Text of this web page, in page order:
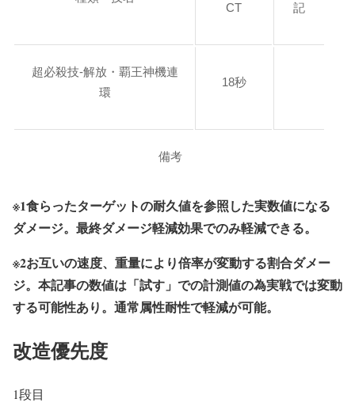
CT
記
超必殺技-解放・覇王神機連
環
18秒
備考
※1食らったターゲットの耐久値を参照した実数値になる
ダメージ。最終ダメージ軽減効果でのみ軽減できる。
※2お互いの速度、重量により倍率が変動する割合ダメー
ジ。本記事の数値は「試す」での計測値の為実戦では変動
する可能性あり。通常属性耐性で軽減が可能。
改造優先度
1段目